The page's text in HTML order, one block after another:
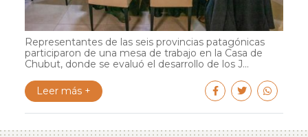
Representantes de las seis provincias patagónicas
participaron de una mesa de trabajo en la Casa de
Chubut, donde se evaluó el desarrollo de los J...
Leer más +